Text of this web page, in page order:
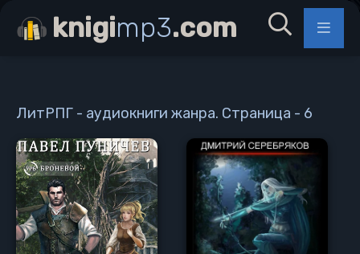
ЛитРПГ - аудиокниги жанра. Страница - 6
knigimp3.com